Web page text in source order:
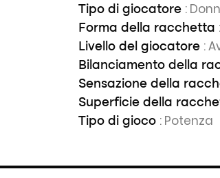
Tipo di giocatore :
Forma della racchetta
Livello del giocatore :
Bilanciamento della
Sensazione della
Superficie della
Tipo di gioco : Potenza